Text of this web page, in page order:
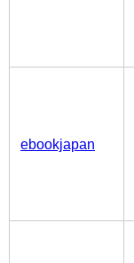
ebookjapan